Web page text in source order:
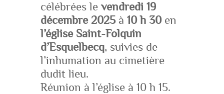
célébrées levendredi 19
décembre 2025à 10 h 30en
l’église Saint-Folquin
d’Esquelbecq, suivies de
l’inhumation au cimetière
dudit lieu.
Réunion à l’église à 10 h 15.